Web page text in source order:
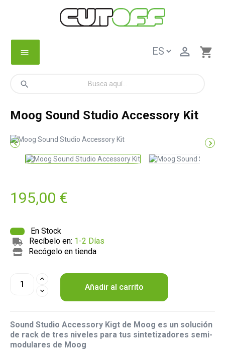
menu shopping_cart

search
Moog Sound Studio Accessory Kit
 
195,00 €
En Stock
Recíbelo en: 1-2 Días
Recógelo en tienda
Añadir al carrito
Sound Studio Accessory Kigt de Moog es un solución
de rack de tres niveles para tus sintetizadores semi-
modulares de Moog